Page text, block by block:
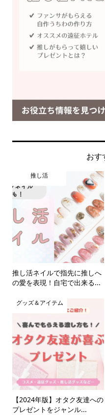
おす
推し活
推し活ネイルで指先に推しへ
の愛を表現！自宅で出来る...
グッズ＆アイテム
【2024年版】オタク友達への
プレゼントをジャンル...